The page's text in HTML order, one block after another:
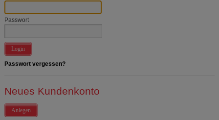
Passwort
Login
Passwort vergessen?
Neues Kundenkonto
Anlegen